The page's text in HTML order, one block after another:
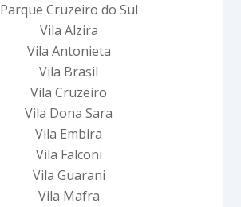
Parque Cruzeiro do Sul
Vila Alzira
Vila Antonieta
Vila Brasil
Vila Cruzeiro
Vila Dona Sara
Vila Embira
Vila Falconi
Vila Guarani
Vila Mafra